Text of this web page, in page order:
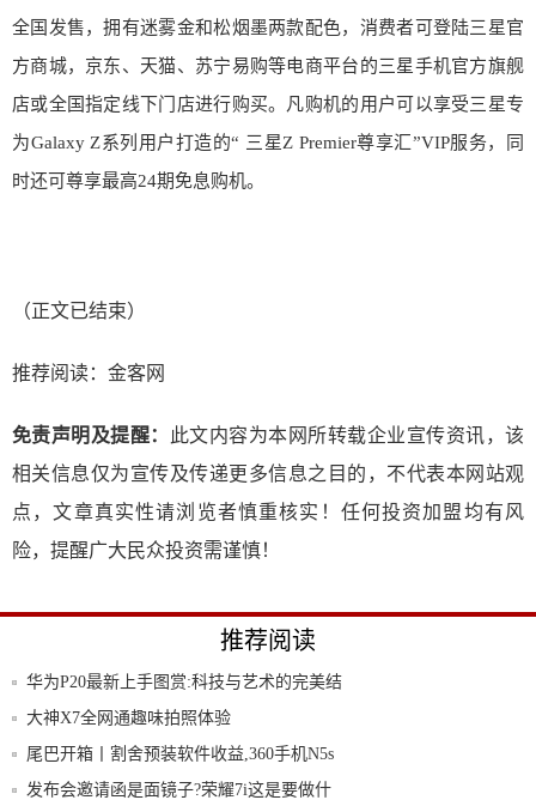
全国发售，拥有迷雾金和松烟墨两款配色，消费者可登陆三星官
方商城，京东、天猫、苏宁易购等电商平台的三星手机官方旗舰
店或全国指定线下门店进行购买。凡购机的用户可以享受三星专
为Galaxy Z系列用户打造的“ 三星Z Premier尊享汇”VIP服务，同
时还可尊享最高24期免息购机。
（正文已结束）
推荐阅读： 金客网
免责声明及提醒：
此文内容为本网所转载企业宣传资讯，该
相关信息仅为宣传及传递更多信息之目的，不代表本网站观
点，文章真实性请浏览者慎重核实！任何投资加盟均有风
险，提醒广大民众投资需谨慎！
推荐阅读
华为P20最新上手图赏:科技与艺术的完美结
合
大神X7全网通趣味拍照体验
尾巴开箱丨割舍预装软件收益,360手机N5s
发布会邀请函是面镜子?荣耀7i这是要做什